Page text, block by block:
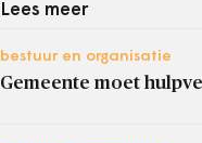
Lees meer
bestuur en organisatie
Gemeente moet